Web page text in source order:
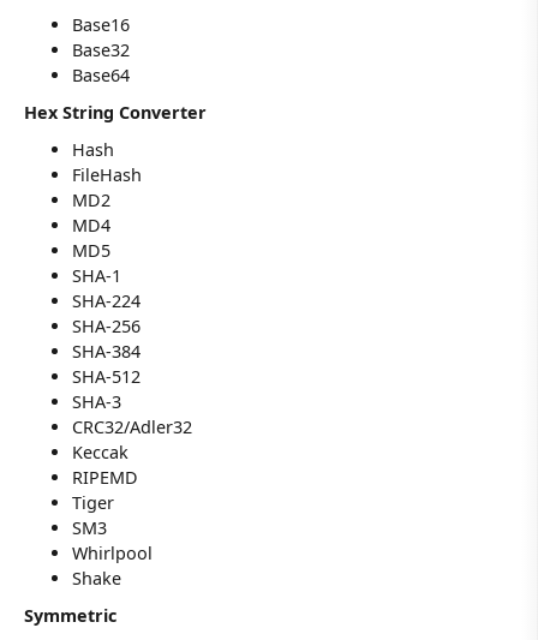
Base16
Base32
Base64
Hex String Converter
Hash
FileHash
MD2
MD4
MD5
SHA-1
SHA-224
SHA-256
SHA-384
SHA-512
SHA-3
CRC32/Adler32
Keccak
RIPEMD
Tiger
SM3
Whirlpool
Shake
Symmetric